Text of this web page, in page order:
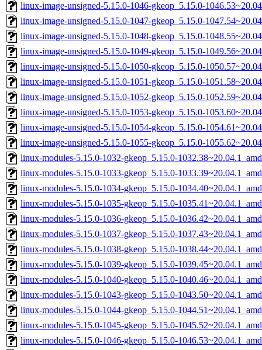
linux-image-unsigned-5.15.0-1046-gkeop_5.15.0-
linux-image-unsigned-5.15.0-1047-gkeop_5.15.0-
linux-image-unsigned-5.15.0-1048-gkeop_5.15.0-
linux-image-unsigned-5.15.0-1049-gkeop_5.15.0-
linux-image-unsigned-5.15.0-1050-gkeop_5.15.0-
linux-image-unsigned-5.15.0-1051-gkeop_5.15.0-
linux-image-unsigned-5.15.0-1052-gkeop_5.15.0-
linux-image-unsigned-5.15.0-1053-gkeop_5.15.0-
linux-image-unsigned-5.15.0-1054-gkeop_5.15.0-
linux-image-unsigned-5.15.0-1055-gkeop_5.15.0-
linux-modules-5.15.0-1032-gkeop_5.15.0-
linux-modules-5.15.0-1033-gkeop_5.15.0-
linux-modules-5.15.0-1034-gkeop_5.15.0-
linux-modules-5.15.0-1035-gkeop_5.15.0-
linux-modules-5.15.0-1036-gkeop_5.15.0-
linux-modules-5.15.0-1037-gkeop_5.15.0-
linux-modules-5.15.0-1038-gkeop_5.15.0-
linux-modules-5.15.0-1039-gkeop_5.15.0-
linux-modules-5.15.0-1040-gkeop_5.15.0-
linux-modules-5.15.0-1043-gkeop_5.15.0-
linux-modules-5.15.0-1044-gkeop_5.15.0-
linux-modules-5.15.0-1045-gkeop_5.15.0-
linux-modules-5.15.0-1046-gkeop_5.15.0-